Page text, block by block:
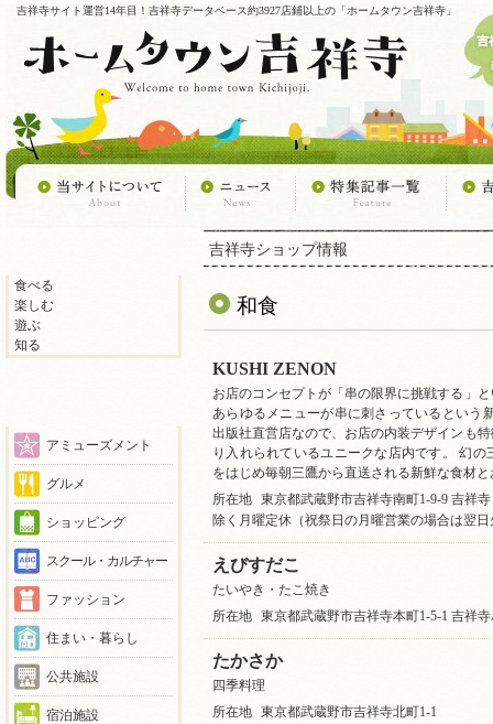
吉祥寺サイト運営14年目！吉祥寺データベース約3927店鋪以上の「ホームタウン吉祥寺」
食べる
楽しむ
遊ぶ
知る
アミューズメント
グルメ
ショッピング
スクール・カルチャー
ファッション
住まい・暮らし
公共施設
宿泊施設
吉祥寺ショップ情報
和食
KUSHI ZENON
お店のコンセプトが「串の限界に挑戦する」
あらゆるメニューが串に刺さっているという
出版社直営店なので、お店の内装デザインも
り入れられているユニークな店内です。 幻
をはじめ毎朝三鷹から直送される新鮮な食材
所在地
東京都武蔵野市吉祥寺南町1-9-9 吉祥
除く月曜定休（祝祭日の月曜営業の場合は翌
えびすだこ
たいやき・たこ焼き
所在地
東京都武蔵野市吉祥寺本町1-5-1 吉祥
たかさか
四季料理
所在地
東京都武蔵野市吉祥寺北町1-1